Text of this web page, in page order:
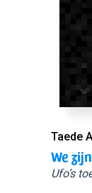
Taede
We
Ufo’s